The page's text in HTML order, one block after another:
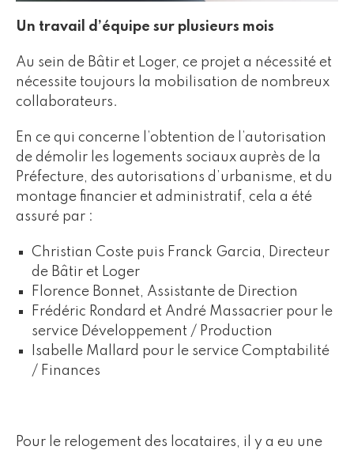
Un travail d’équipe sur plusieurs mois
Au sein de Bâtir et Loger, ce projet a nécessité et
nécessite toujours la mobilisation de nombreux
collaborateurs.
En ce qui concerne l’obtention de l’autorisation
de démolir les logements sociaux auprès de la
Préfecture, des autorisations d’urbanisme, et du
montage financier et administratif, cela a été
assuré par :
Christian Coste puis Franck Garcia, Directeur
de Bâtir et Loger
Florence Bonnet, Assistante de Direction
Frédéric Rondard et André Massacrier pour le
service Développement / Production
Isabelle Mallard pour le service Comptabilité
/ Finances
Pour le relogement des locataires, il y a eu une